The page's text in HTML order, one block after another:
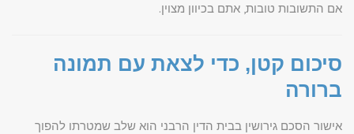
אם התשובות טובות, אתם בכיוון מצוין.
סיכום קטן, כדי לצאת עם תמונה
ברורה
אישור הסכם גירושין בבית הדין הרבני הוא שלב שמטרתו להפוך